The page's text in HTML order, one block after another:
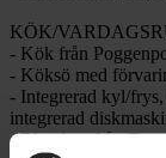
KÖK/
- Kök från
- Köksö med
- Integrerad kyl/
integrerad
- Blandare från